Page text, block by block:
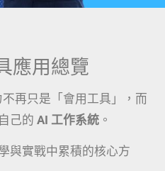
應用總覽
再只是「會用工具」，而
己的 AI 工作系統 。
與實戰中累積的核心方